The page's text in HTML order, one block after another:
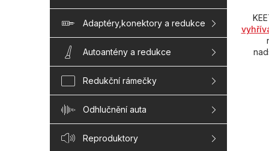
r
n
í
l
Adaptéry,konektory a redukce
Autoantény a redukce
Redukční rámečky
Odhlučnění auta
Reproduktory